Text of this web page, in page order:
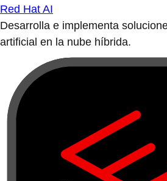
Red Hat AI
Desarrolla e implementa
artificial en la nube híbrida.